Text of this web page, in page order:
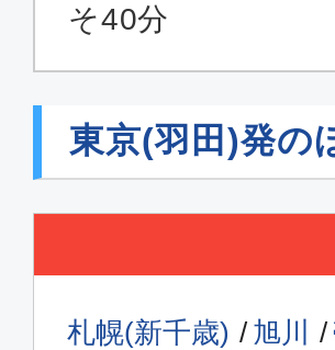
そ40分
東京(羽田)発の
札幌(新千歳) 旭川